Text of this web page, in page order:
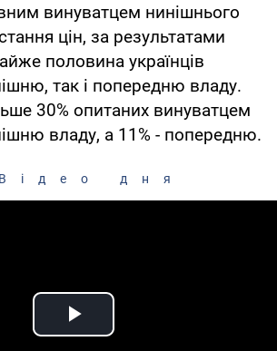
винуватцем нинішнього
цін, за результатами
половина українців
так і попередню владу.
30% опитаних винуватцем
владу, а 11% - попередню.
Відео дня
Play Video